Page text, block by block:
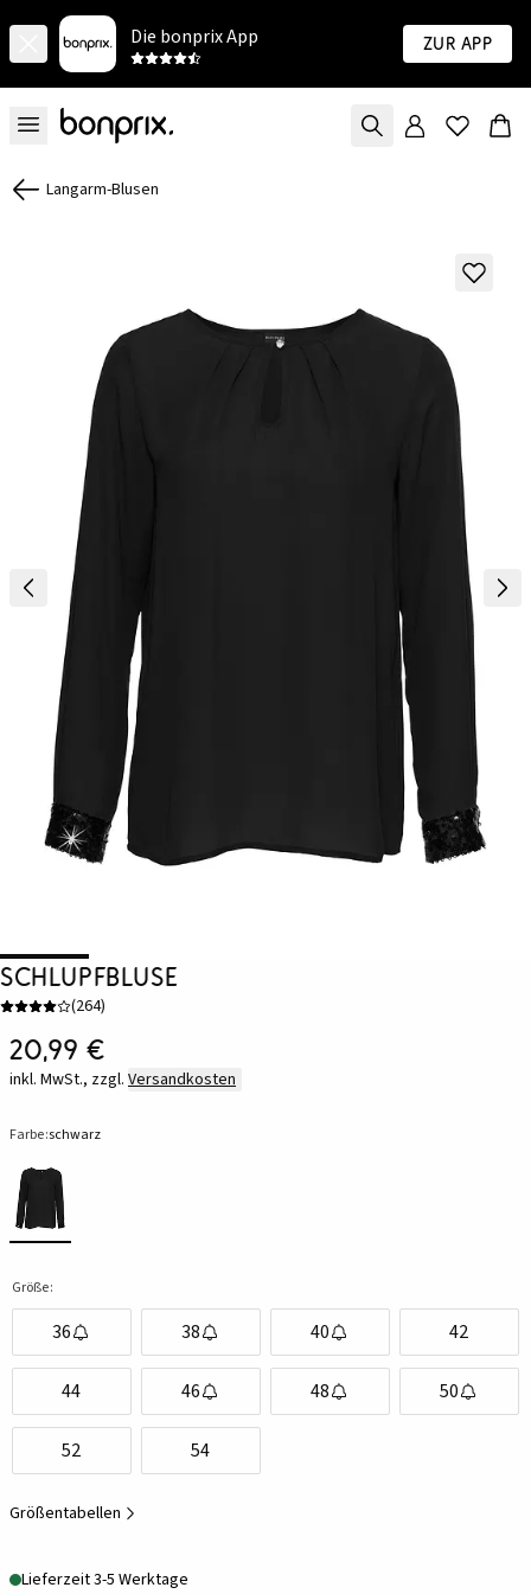
Die bonprix App Zur App
Langarm-Blusen
Schlupfbluse
(264)
20,99 €
inkl. MwSt., zzgl. Versandkosten
Farbe:schwarz
Größe:
36 38 40 42
44 46 48 50
52 54
Größentabellen
Lieferzeit 3-5 Werktage